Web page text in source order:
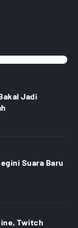
Jadi
Suara Baru
Twitch